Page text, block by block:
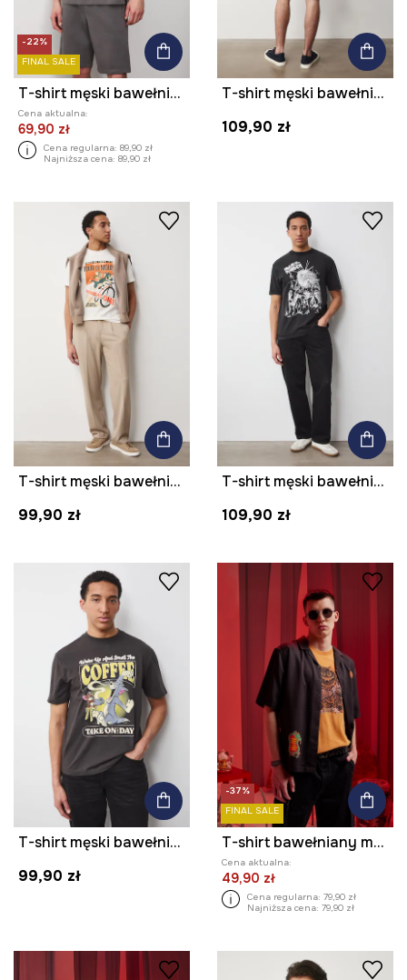
-22%
FINAL SALE
T-shirt męski bawełniany
Cena aktualna:
69,90 zł
Cena regularna: 89,90 zł
Najniższa cena: 89,90 zł
T-shirt męski bawełniany Metallica
109,90 zł
T-shirt męski bawełniany
99,90 zł
T-shirt męski bawełniany Iron Maiden
109,90 zł
T-shirt męski bawełniany Tom and Jerry
99,90 zł
-37%
FINAL SALE
T-shirt bawełniany męski Tattoo Art by Boren Huang – Horiren 彫壬
Cena aktualna:
49,90 zł
Cena regularna: 79,90 zł
Najniższa cena: 79,90 zł